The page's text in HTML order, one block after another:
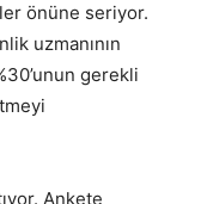
önüne seriyor.
uzmanının
gerekli
Ankete